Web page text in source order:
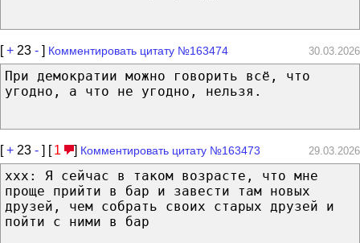
[+ 23 - ] Комментировать цитату №163474 30.03.2026
При демократии можно говорить всё, что
угодно, а что не угодно, нельзя.
[+ 23 - ] [ 1 ] Комментировать цитату №163473 29.03.2026
xxx: Я сейчас в таком возрасте, что мне
проще прийти в бар и завести там новых
друзей, чем собрать своих старых друзей и
пойти с ними в бар